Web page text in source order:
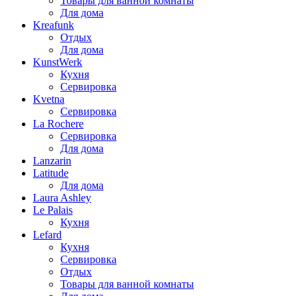
Для дома
Kreafunk
Отдых
Для дома
KunstWerk
Кухня
Сервировка
Kvetna
Сервировка
La Rochere
Сервировка
Для дома
Lanzarin
Latitude
Для дома
Laura Ashley
Le Palais
Кухня
Lefard
Кухня
Сервировка
Отдых
Товары для ванной комнаты